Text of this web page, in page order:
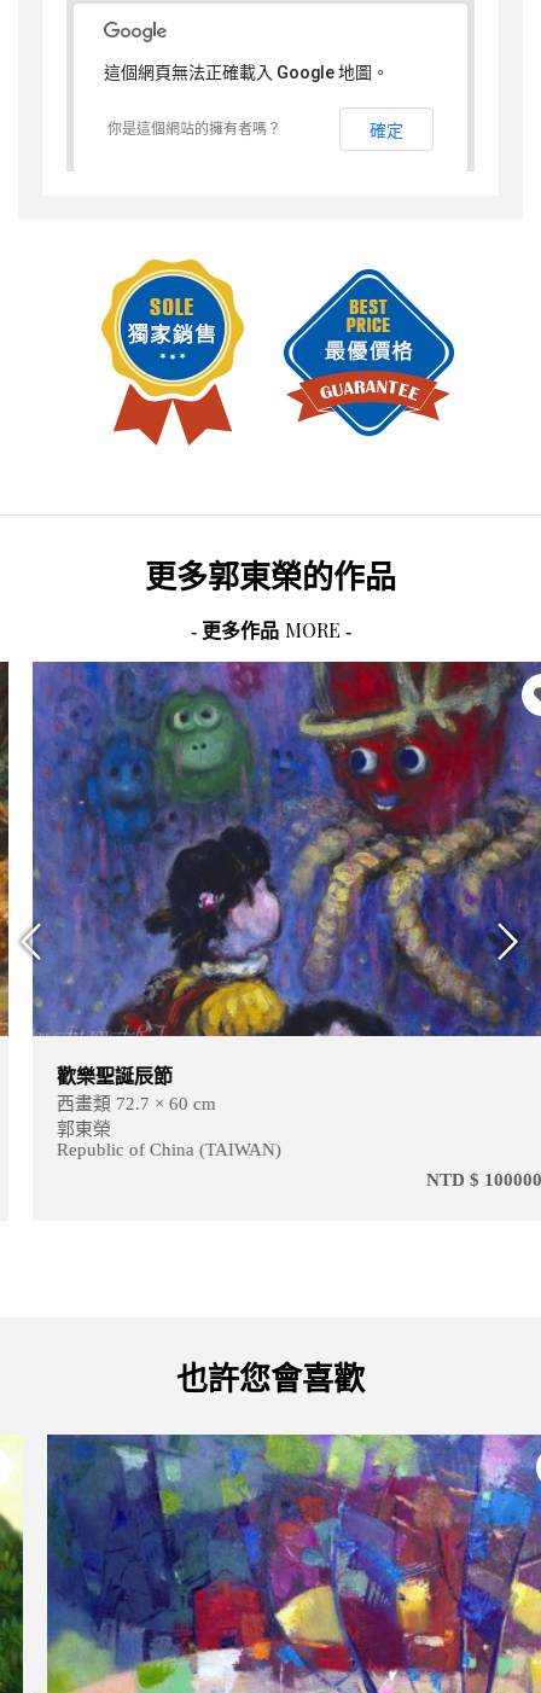
這個網頁無法正確載入 Google 地圖。
你是這個網站的擁有者嗎？ 確定
更多郭東榮的作品
- 更多作品 MORE -
歡樂聖誕辰節
西畫類 72.7 × 60 cm
郭東榮
Republic of China (TAIWAN)
NTD $ 1000000
也許您會喜歡